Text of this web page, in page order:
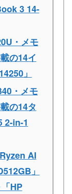
3 14-
・メモ
の14イ
」
・メモ
の14タ
2-in-1
AI
」
HP